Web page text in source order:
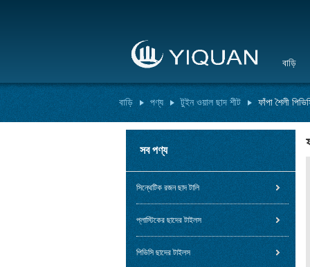
বাড়ি
বাড়ি পণ্য টুইন ওয়াল ছাদ শীট ফাঁপা শৈলী
সব পণ্য
সিন্থেটিক রজন ছাদ টালি
প্লাস্টিকের ছাদের টাইলস
পিভিসি ছাদের টাইলস